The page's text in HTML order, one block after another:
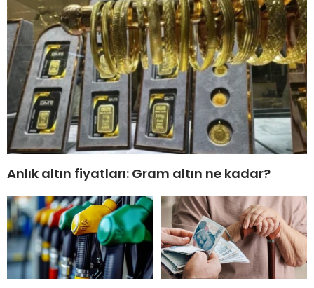
Anlık altın fiyatları: Gram altın ne kadar?